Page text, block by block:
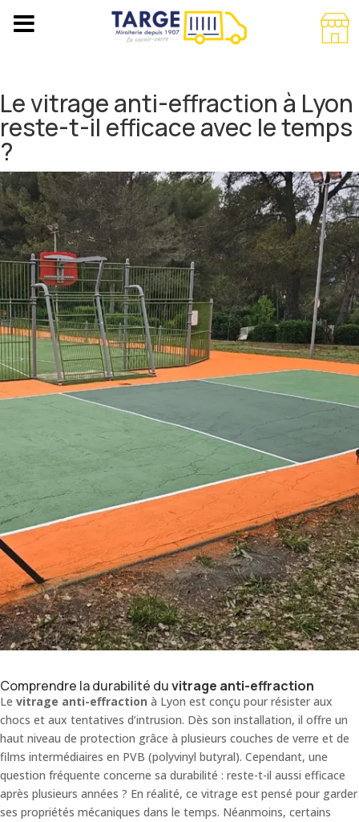
Le vitrage anti-effraction à Lyon
reste-t-il efficace avec le temps
?
Comprendre la durabilité duvitrage anti-effraction
Le vitrage anti-effraction à Lyon est conçu pour résister aux
chocs et aux tentatives d’intrusion. Dès son installation, il offre un
haut niveau de protection grâce à plusieurs couches de verre et de
films intermédiaires en PVB (polyvinyl butyral). Cependant, une
question fréquente concerne sa durabilité : reste-t-il aussi efficace
après plusieurs années ? En réalité, ce vitrage est pensé pour garder
ses propriétés mécaniques dans le temps. Néanmoins, certains